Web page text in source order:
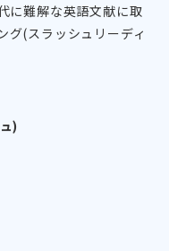
に難解な英語文献に取
グ(スラッシュリーディ
)